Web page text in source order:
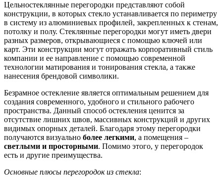
Цельностеклянные перегородки представляют собой
конструкции, в которых стекло устанавливается по периметру
в систему из алюминиевых профилей, закрепленных к стенам,
потолку и полу. Стеклянные перегородки могут иметь двери
разных размеров, открывающиеся с помощью ключей или
карт. Эти конструкции могут отражать корпоративный стиль
компании и ее направление с помощью современной
технологии матирования и тонирования стекла, а также
нанесения брендовой символики.
Безрамное остекление является оптимальным решением для
создания современного, удобного и стильного рабочего
пространства. Данный способ остекления ценится за
отсутствие лишних швов, массивных конструкций и других
видимых опорных деталей. Благодаря этому перегородки
получаются визуально более легкими, а помещения –
светлыми и просторными. Помимо этого, у перегородок
есть и другие преимущества.
Основные плюсы перегородок из стекла: